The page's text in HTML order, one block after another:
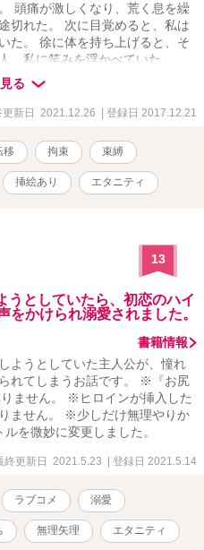
頭痛が激しくなり、荒く息を繰
切れた。 次に目覚めると、私は
た。 徐に体を持ち上げると、そ
、私に笑みを浮かべていた。
結致します。 ※84話で第二章完
致します。 ※181話で第四章完
致します。 《イラストは
ります。 (俺様王子×私・ドS魔
師×私) 短編を読んでいない方に
、ご安心下さい。 それでは宜し
描写があります、苦手な方はご
る
更新日 2021.12.26 | 登録日 2017.12.21
移 拘束 束縛
挿絵あり エタニティ
13
うとしていたら、初恋のハイ
をかけられ溺愛されました。
書籍情報
ようとしていた主人公が、憧れ
れてしまうお話です。 ※『お尻
ません。 ※ヒロインが挿入した
ません。 ※少しだけ無理やりか
を微妙に変更しました。
終更新日 2021.5.23 | 登録日 2021.5.14
ラブコメ 溺愛
無理矢理 エタニティ